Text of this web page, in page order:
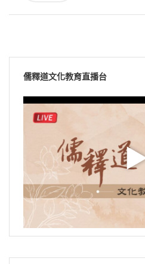
儒釋道文化教育直播台